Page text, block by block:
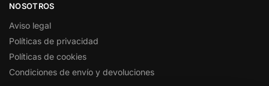
NOSOTROS
Aviso legal
Políticas de privacidad
Políticas de cookies
Condiciones de envío y devoluciones